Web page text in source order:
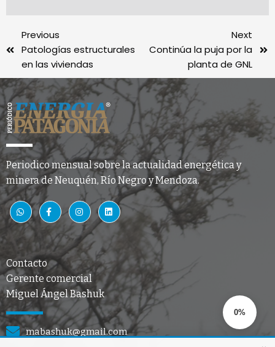
Previous
Patologías estructurales
en las viviendas
Next
Continúa la puja por la
planta de GNL
Periodico mensual sobre la actualidad energética y
minera de Neuquén, Río Negro y Mendoza.
Contacto
Gerente comercial
Miguel Ángel Bashuk
mabashuk@gmail.com
0%